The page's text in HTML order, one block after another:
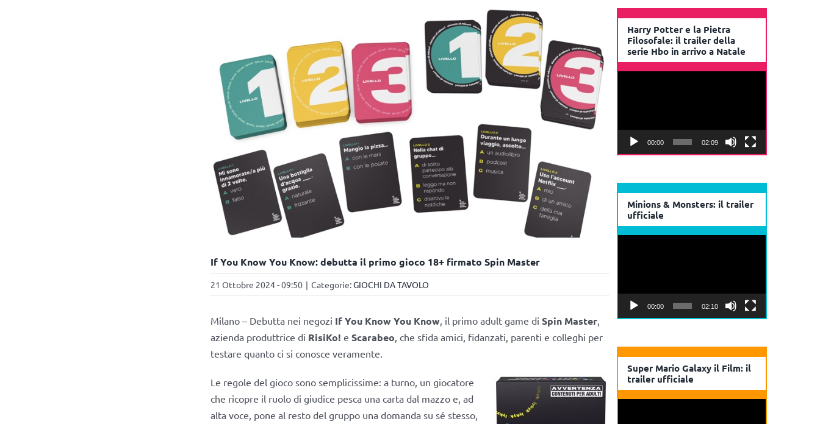
If You Know You Know: debutta il primo gioco 18+ firmato Spin Master
21 Ottobre 2024 - 09:50 | Categorie:GIOCHI DA TAVOLO
Milano – Debutta nei negozi If You Know You Know, il primo adult game di Spin Master,
azienda produttrice di RisiKo! e Scarabeo , che sfida amici, fidanzati, parenti e colleghi per
testare quanto ci si conosce veramente.
Le regole del gioco sono semplicissime: a turno, un giocatore
che ricopre il ruolo di giudice pesca una carta dal mazzo e, ad
alta voce, pone al resto del gruppo una domanda su sé stesso,
Harry Potter e la Pietra
Filosofale: il trailer della
serie Hbo in arrivo a Natale
00:00 02:09
Minions & Monsters: il trailer
ufficiale
00:00 02:10
Super Mario Galaxy il Film: il
trailer ufficiale